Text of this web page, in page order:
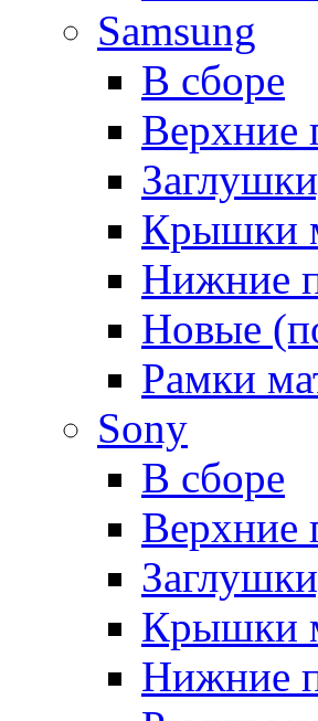
Samsung
В сборе
Верхние
Крышки
Нижние
Новые
Рамки
Sony
В сборе
Верхние
Крышки
Нижние